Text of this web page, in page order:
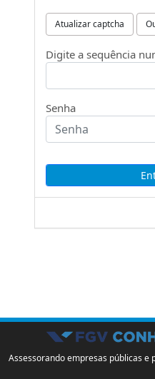
Atualizar captcha
Digite a sequência
Senha
Assessorando empresas públicas e